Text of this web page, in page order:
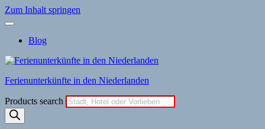
Zum Inhalt springen
Blog
Ferienunterkünfte in den Niederlanden
Products search